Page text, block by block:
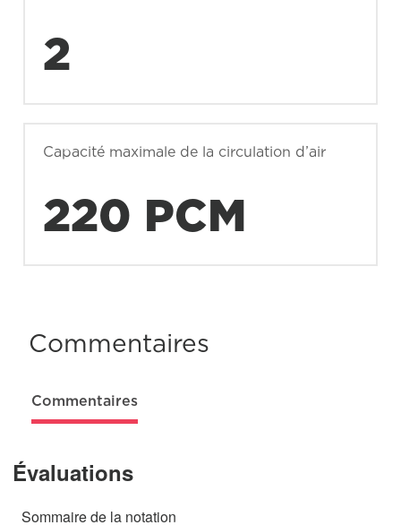
2
Capacité maximale de la circulation d’air
220 PCM
Commentaires
Commentaires